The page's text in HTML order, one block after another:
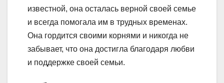
известной, она осталась верной своей семье
и всегда помогала им в трудных временах.
Она гордится своими корнями и никогда не
забывает, что она достигла благодаря любви
и поддержке своей семьи.